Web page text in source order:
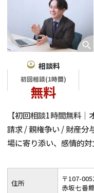
相談料
初回相談(1時間)
無料
【初回相談1時間無料
請求 / 親権争い / 財産分
場に寄り添い、感情的
ーディな対応で納得の
ある弁護士が対応◆事前
住所 〒107-
赤坂七番